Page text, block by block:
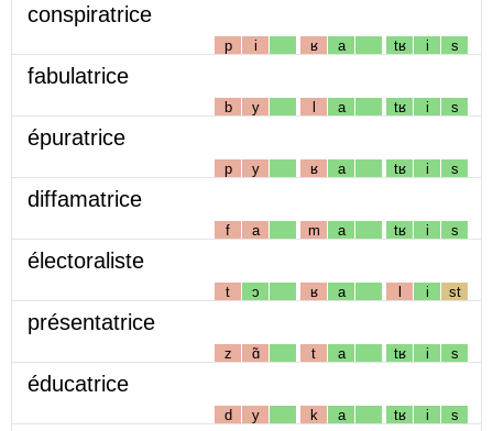
conspiratrice
p i ʁ a tʁ i s
fabulatrice
b y l a tʁ i s
épuratrice
p y ʁ a tʁ i s
diffamatrice
f a m a tʁ i s
électoraliste
t ɔ ʁ a l i st
présentatrice
z ɑ̃ t a tʁ i s
éducatrice
d y k a tʁ i s